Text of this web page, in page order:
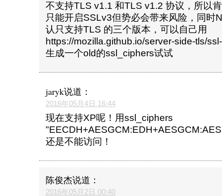
不支持TLS v1.1 和TLS v1.2 协议，所以
只能开启SSLv3但势必会带来风险，同时
认只支持TLS 的三个版本，可以自己用
https://mozilla.github.io/server-side-tls/
生成一个old的ssl_ciphers试试
jaryk说道：
2016年05月4日 16:44
现在支持XP呢！用ssl_ciphers
还是不能访问！
陈俊杰说道：
2016年05月2日 00:40